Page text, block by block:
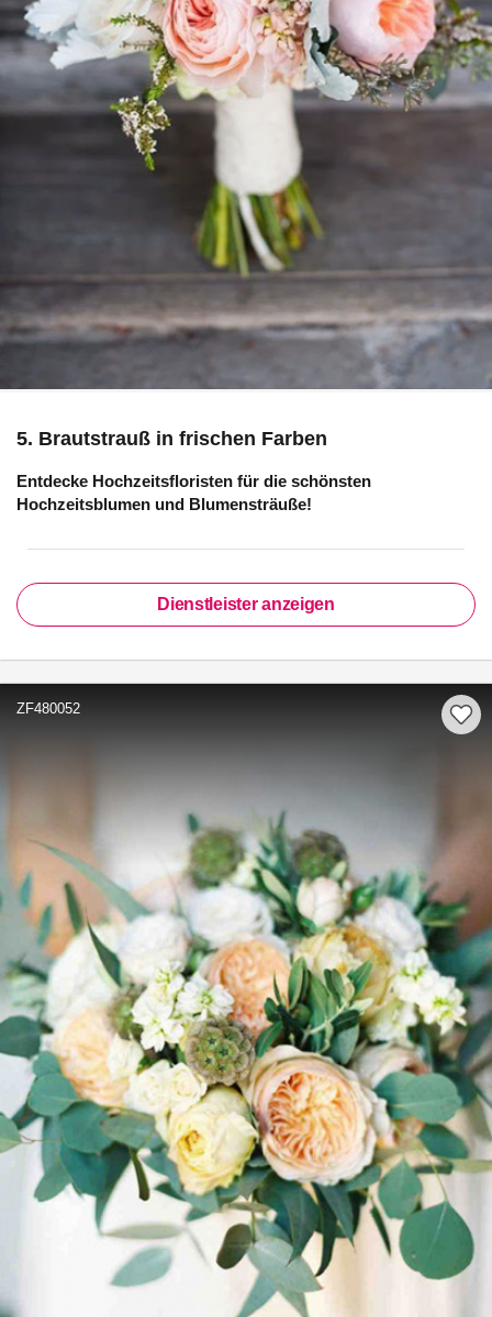
5. Brautstrauß in frischen Farben
Entdecke Hochzeitsfloristen für die schönsten
Hochzeitsblumen und Blumensträuße!
Dienstleister anzeigen
ZF480052